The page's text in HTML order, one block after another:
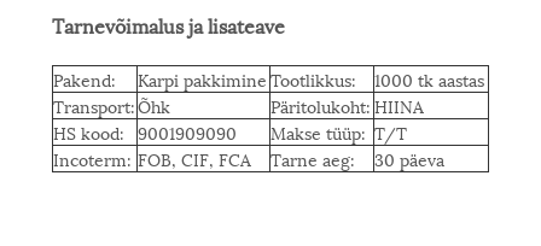
Tarnevõimalus ja lisateave
Pakend: Karpi pakkimineTootlikkus:
1000 tk aastas
Transport:Õhk Päritolukoht:HIINA
HS kood: 9001909090 Makse tüüp: T/T
Incoterm: FOB, CIF, FCA Tarne aeg: 30 päeva